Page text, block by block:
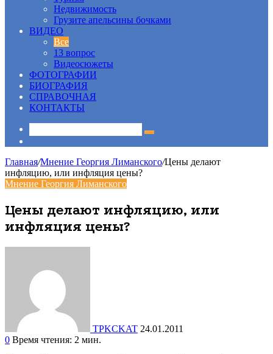
Недвижимость
Грузите апельсины бочками
ВИДЕО
Все
13 вопрос
Видеосюжеты
ФОТОГРАФИИ
БИОГРАФИЯ
СПРАВОЧНАЯ
КОНТАКТЫ
Главная/Мнение Георгия Лиманского/Цены делают
инфляцию, или инфляция цены?
Мнение Георгия Лиманского
Цены делают инфляцию, или
инфляция цены?
TPKCKAT 24.01.2011
0 Время чтения: 2 мин.